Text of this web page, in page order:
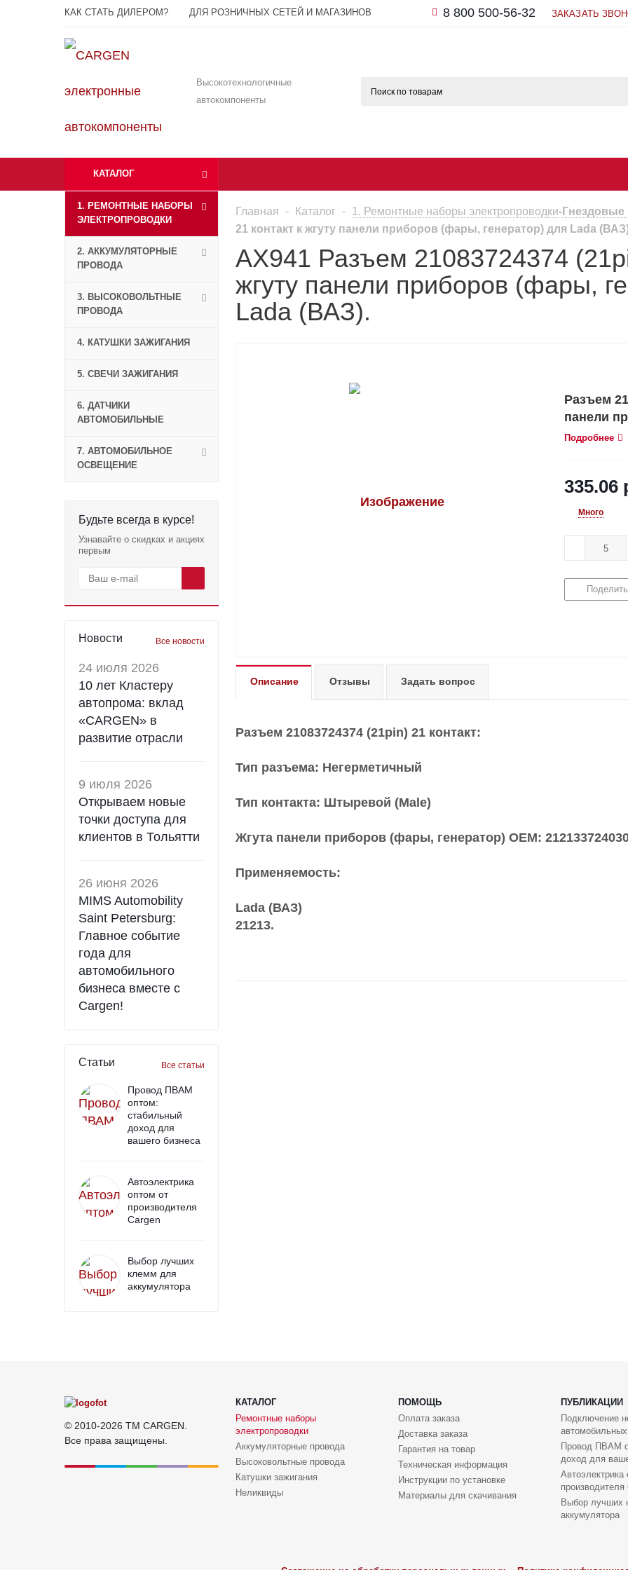
КАК СТАТЬ ДИЛЕРОМ? ДЛЯ РОЗНИЧНЫХ СЕТЕЙ И МАГАЗИНОВ 8 800 500-56-32 ЗАКАЗАТЬ
Высокотехнологичные
автокомпоненты
КАТАЛОГ
1. РЕМОНТНЫЕ НАБОРЫ
ЭЛЕКТРОПРОВОДКИ
2. АККУМУЛЯТОРНЫЕ
ПРОВОДА
3. ВЫСОКОВОЛЬТНЫЕ
ПРОВОДА
4. КАТУШКИ ЗАЖИГАНИЯ
5. СВЕЧИ ЗАЖИГАНИЯ
6. ДАТЧИКИ
АВТОМОБИЛЬНЫЕ
7. АВТОМОБИЛЬНОЕ
ОСВЕЩЕНИЕ
Будьте всегда в курсе!
Узнавайте о скидках и акциях
первым
Новости Все новости
24 июля 2026
10 лет Кластеру
автопрома: вклад
«CARGEN» в
развитие отрасли
9 июля 2026
Открываем новые
точки доступа для
клиентов в Тольятти
26 июня 2026
MIMS Automobility
Saint Petersburg:
Главное событие
года для
автомобильного
бизнеса вместе с
Cargen!
Статьи Все статьи
Провод ПВАМ
оптом:
стабильный
доход для
вашего бизнеса
Автоэлектрика
оптом от
производителя
Cargen
Выбор лучших
клемм для
аккумулятора
Главная - Каталог - 1. Ремонтные наборы электропроводки-
21 контакт к жгуту панели приборов (фары, генератор) для Lada
AX941 Разъем 21083724374
жгуту панели приборов (фары,
Lada (ВАЗ).
Разъем
панели
(ВАЗ).
Подробнее
335.06
Много
Описание Отзывы Задать вопрос
Разъем 21083724374 (21pin) 21 контакт:
Тип разъема: Негерметичный
Тип контакта: Штыревой (Male)
Жгута панели приборов (фары, генератор) OEM:
Применяемость:
Lada (ВАЗ)
21213.
© 2010-2026 TM CARGEN.
Все права защищены.
КАТАЛОГ ПОМОЩЬ
ПУБЛИКАЦИИ
Ремонтные наборы
электропроводки
Аккумуляторные провода
Высоковольтные провода
Катушки зажигания
Неликвиды
Оплата заказа
Доставка заказа
Гарантия на товар
Техническая информация
Инструкции по установке
Материалы для скачивания
Подключение
Провод ПВАМ
доход для
Автоэлектрика
производителя
Выбор лучших
аккумулятора